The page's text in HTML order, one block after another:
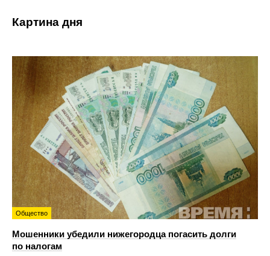
Картина дня
Общество
Мошенники убедили нижегородца погасить долги
по налогам